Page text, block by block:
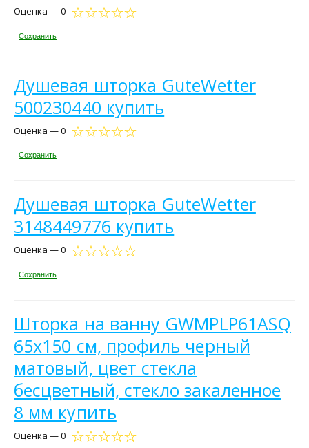
Оценка — 0
Сохранить
Душевая шторка GuteWetter
500230440 купить
Оценка — 0
Сохранить
Душевая шторка GuteWetter
3148449776 купить
Оценка — 0
Сохранить
Шторка на ванну GWMPLP61ASQ
65x150 см, профиль черный
матовый, цвет стекла
бесцветный, стекло закаленное
8 мм купить
Оценка — 0